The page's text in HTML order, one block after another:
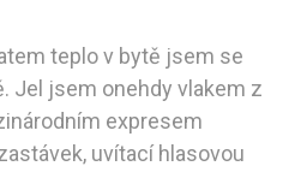
teplo v bytě jsem se
Jel jsem onehdy vlakem z
expresem
uvítací hlasovou